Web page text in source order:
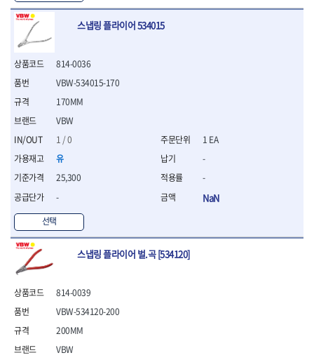
- 절연콤비네이션렌치
- 절연링렌치
- 절연플라이어
- 절연안전모
- 절연매트
- 방폭소켓
- 방폭콤비네이션렌치
- 방폭함마스패너
- 절연일자드라이버
- 절연드라이버세트
- 스트리퍼
- 라쳇케이블커터
- 자동스트리퍼
- 케이블스트리퍼
- 절연공구세트
- 절연비트홀다드라이버
- 방폭망치
- 절연L렌치
스냅링 플라이어 534015
814-0036
VBW
1 / 0
유
25,300
-
선택
VBW-534015-170
170MM
1 EA
-
-
NaN
스냅링 플라이어 벌.곡 [534120]
814-0039
VBW
VBW-534120-200
200MM